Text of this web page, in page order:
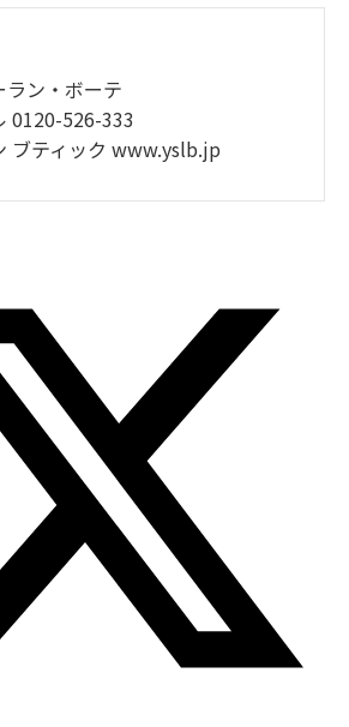
ン・ボーテ
0120-526-333
ブティック www.yslb.jp